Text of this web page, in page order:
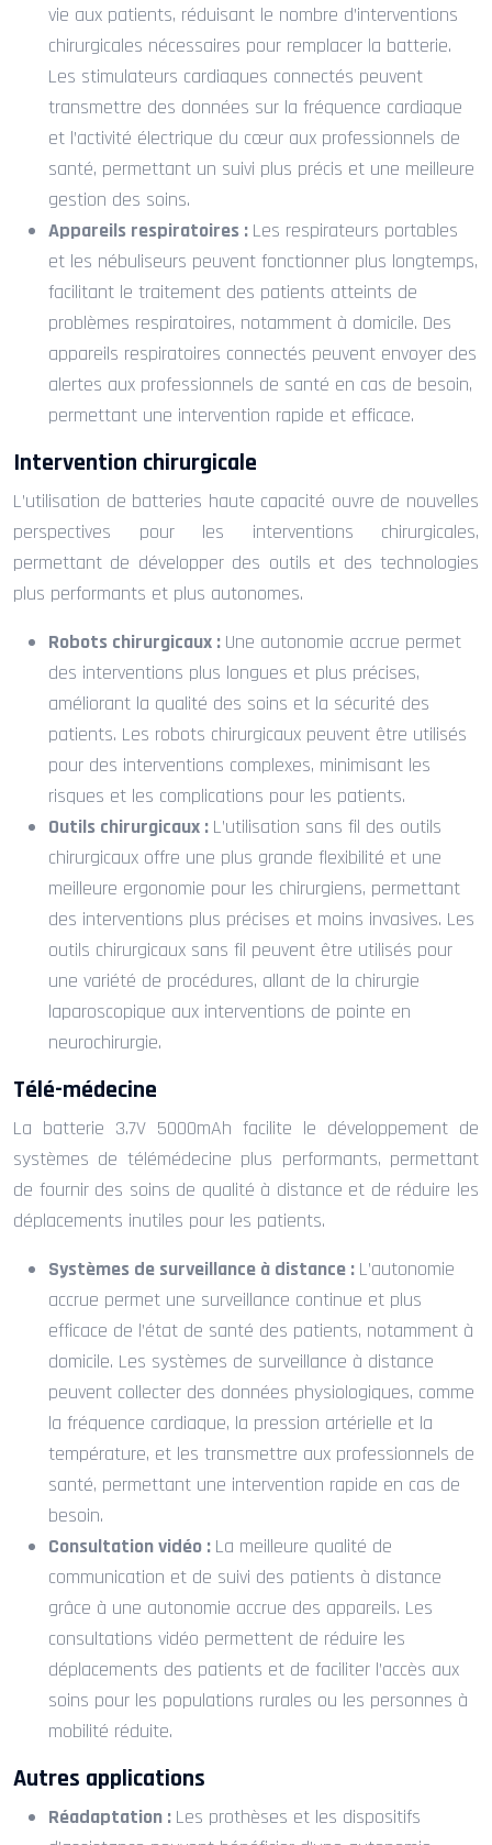
vie aux patients, réduisant le nombre d’interventions
chirurgicales nécessaires pour remplacer la batterie.
Les stimulateurs cardiaques connectés peuvent
transmettre des données sur la fréquence cardiaque
et l’activité électrique du cœur aux professionnels de
santé, permettant un suivi plus précis et une meilleure
gestion des soins.
Appareils respiratoires : Les respirateurs portables
et les nébuliseurs peuvent fonctionner plus longtemps,
facilitant le traitement des patients atteints de
problèmes respiratoires, notamment à domicile. Des
appareils respiratoires connectés peuvent envoyer des
alertes aux professionnels de santé en cas de besoin,
permettant une intervention rapide et efficace.
Intervention chirurgicale
L’utilisation de batteries haute capacité ouvre de nouvelles
perspectives pour les interventions chirurgicales,
permettant de développer des outils et des technologies
plus performants et plus autonomes.
Robots chirurgicaux : Une autonomie accrue permet
des interventions plus longues et plus précises,
améliorant la qualité des soins et la sécurité des
patients. Les robots chirurgicaux peuvent être utilisés
pour des interventions complexes, minimisant les
risques et les complications pour les patients.
Outils chirurgicaux : L’utilisation sans fil des outils
chirurgicaux offre une plus grande flexibilité et une
meilleure ergonomie pour les chirurgiens, permettant
des interventions plus précises et moins invasives. Les
outils chirurgicaux sans fil peuvent être utilisés pour
une variété de procédures, allant de la chirurgie
laparoscopique aux interventions de pointe en
neurochirurgie.
Télé-médecine
La batterie 3.7V 5000mAh facilite le développement de
systèmes de télémédecine plus performants, permettant
de fournir des soins de qualité à distance et de réduire les
déplacements inutiles pour les patients.
Systèmes de surveillance à distance : L’autonomie
accrue permet une surveillance continue et plus
efficace de l’état de santé des patients, notamment à
domicile. Les systèmes de surveillance à distance
peuvent collecter des données physiologiques, comme
la fréquence cardiaque, la pression artérielle et la
température, et les transmettre aux professionnels de
santé, permettant une intervention rapide en cas de
besoin.
Consultation vidéo : La meilleure qualité de
communication et de suivi des patients à distance
grâce à une autonomie accrue des appareils. Les
consultations vidéo permettent de réduire les
déplacements des patients et de faciliter l’accès aux
soins pour les populations rurales ou les personnes à
mobilité réduite.
Autres applications
Réadaptation : Les prothèses et les dispositifs